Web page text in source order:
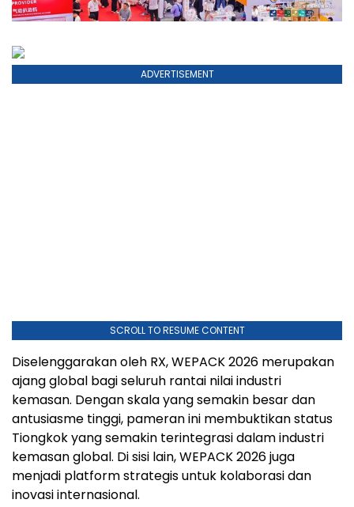
ADVERTISEMENT
SCROLL TO RESUME CONTENT
Diselenggarakan oleh RX, WEPACK 2026 merupakan
ajang global bagi seluruh rantai nilai industri
kemasan. Dengan skala yang semakin besar dan
antusiasme tinggi, pameran ini membuktikan status
Tiongkok yang semakin terintegrasi dalam industri
kemasan global. Di sisi lain, WEPACK 2026 juga
menjadi platform strategis untuk kolaborasi dan
inovasi internasional.